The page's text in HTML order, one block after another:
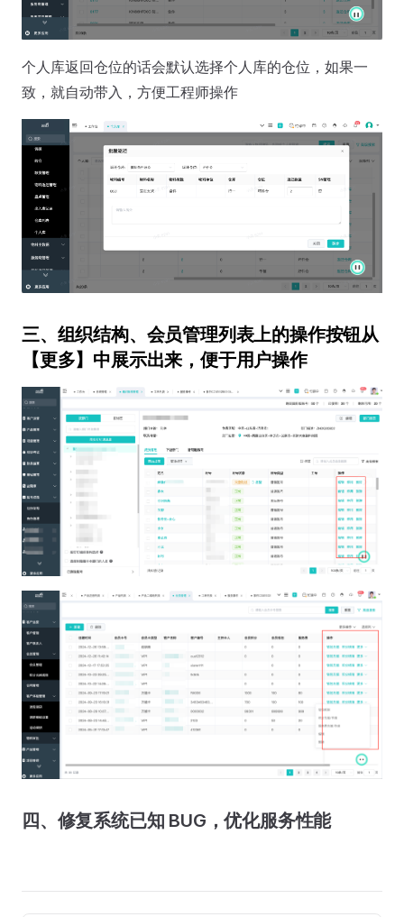
个人库返回仓位的话会默认选择个人库的仓位，如果一
致，就自动带入，方便工程师操作
三、组织结构、会员管理列表上的操作按钮从
【更多】中展示出来，便于用户操作
四、修复系统已知 BUG，优化服务性能